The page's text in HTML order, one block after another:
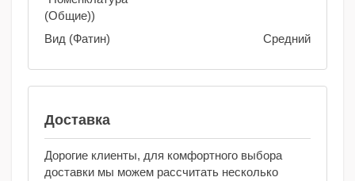
(Общие))
Вид (Фатин) Средний
Доставка
Дорогие клиенты, для комфортного выбора
доставки мы можем рассчитать несколько